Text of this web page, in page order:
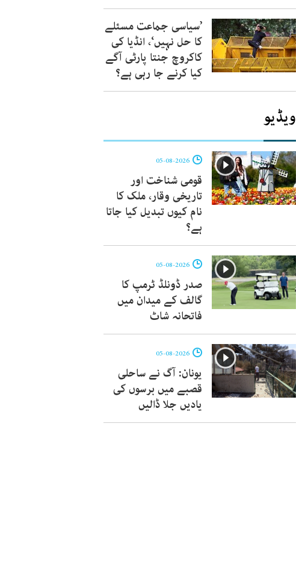
’سیاسی جماعت مسئلے
کا حل نہیں‘، انڈیا کی
کاکروچ جنتا پارٹی آگے
کیا کرنے جا رہی ہے؟
ویڈیو
قومی شناخت اور
تاریخی وقار، ملک کا
نام کیوں تبدیل کیا جاتا
ہے؟
صدر ڈونلڈ ٹرمپ کا
گالف کے میدان میں
فاتحانہ شاٹ
یونان: آگ نے ساحلی
قصبے میں برسوں کی
یادیں جلا ڈالیں